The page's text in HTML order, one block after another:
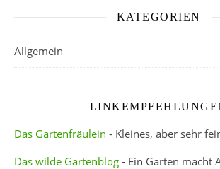
KATEGORIEN
Allgemein
Das Gartenfräulein - Kleines, aber sehr
Das wilde Gartenblog - Ein Garten macht